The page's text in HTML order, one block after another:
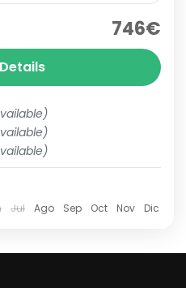
Bilbao, estancia de 5
Best Western Efekt
746€
Jul Ago Sep Oct Nov Dic